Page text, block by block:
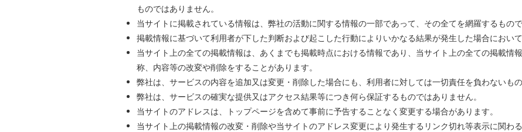
ものではありません。
当サイトに掲載されている情報は、弊社の活動に関する情報の一部であって、その全てを網羅するもので
掲載情報に基づいて利用者が下した判断および起こした行動によりいかなる結果が発生した場合におい
当サイト上の全ての掲載情報は、あくまでも掲載時点における情報であり、当サイト上の全ての掲載情
称、内容等の改変や削除をすることがあります。
弊社は、サービスの内容を追加又は変更・削除した場合にも、利用者に対しては一切責任を負わないもの
弊社は、サービスの確実な提供又はアクセス結果等につき何ら保証するものではありません。
当サイトのアドレスは、トップページを含めて事前に予告することなく変更する場合があります。
当サイト上の掲載情報の改変・削除や当サイトのアドレス変更により発生するリンク切れ等表示に関わ